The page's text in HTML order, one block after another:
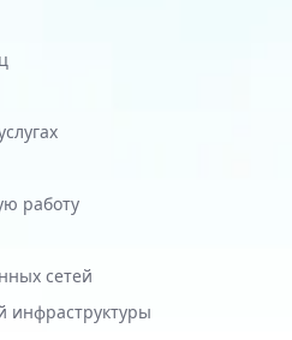
работу
сетей
инфраструктуры